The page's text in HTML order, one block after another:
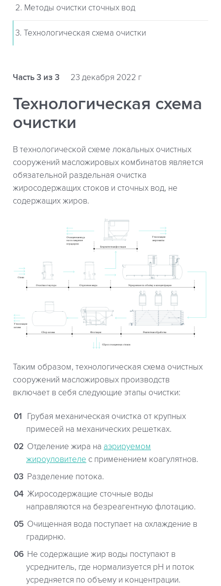
2. Методы очистки сточных вод
3. Технологическая схема очистки
Часть 3 из 3 23 декабря 2022 г
Технологическая схема
очистки
В технологической схеме локальных очистных
сооружений масложировых комбинатов является
обязательной раздельная очистка
жиросодержащих стоков и сточных вод, не
содержащих жиров.
Таким образом, технологическая схема очистных
сооружений масложировых производств
включает в себя следующие этапы очистки:
Грубая механическая очистка от крупных
примесей на механических решетках.
Отделение жира на аэрируемом
жироуловителе с применением коагулятнов.
Разделение потока.
Жиросодержащие сточные воды
направляются на безреагентную флотацию.
Очищенная вода поступает на охлаждение в
градирню.
Не содержащие жир воды поступают в
усреднитель, где нормализуется рН и поток
усредняется по объему и концентрации.